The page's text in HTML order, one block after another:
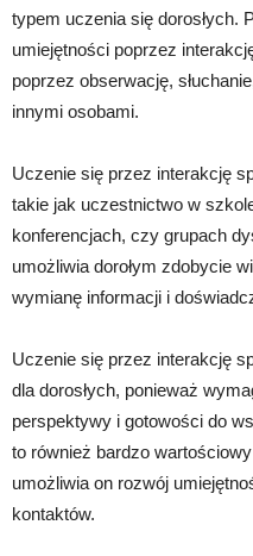
typem uczenia się dorosłych.
umiejętności poprzez
poprzez obserwację,
innymi osobami.
Uczenie się przez interakcję
takie jak uczestnictwo w
konferencjach, czy grupach
umożliwia dorołym zdobycie
wymianę informacji i
Uczenie się przez interakcję
dla dorosłych, ponieważ
perspektywy i gotowości do
to również bardzo
umożliwia on rozwój
kontaktów.